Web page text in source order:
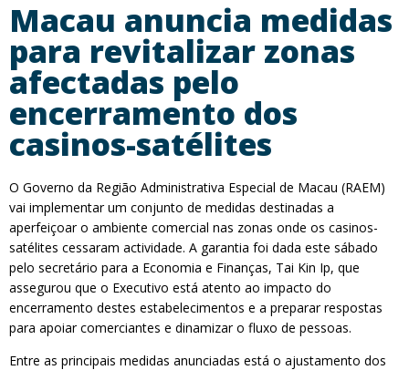
Macau anuncia medidas
para revitalizar zonas
afectadas pelo
encerramento dos
casinos-satélites
O Governo da Região Administrativa Especial de Macau (RAEM)
vai implementar um conjunto de medidas destinadas a
aperfeiçoar o ambiente comercial nas zonas onde os casinos-
satélites cessaram actividade. A garantia foi dada este sábado
pelo secretário para a Economia e Finanças, Tai Kin Ip, que
assegurou que o Executivo está atento ao impacto do
encerramento destes estabelecimentos e a preparar respostas
para apoiar comerciantes e dinamizar o fluxo de pessoas.
Entre as principais medidas anunciadas está o ajustamento dos